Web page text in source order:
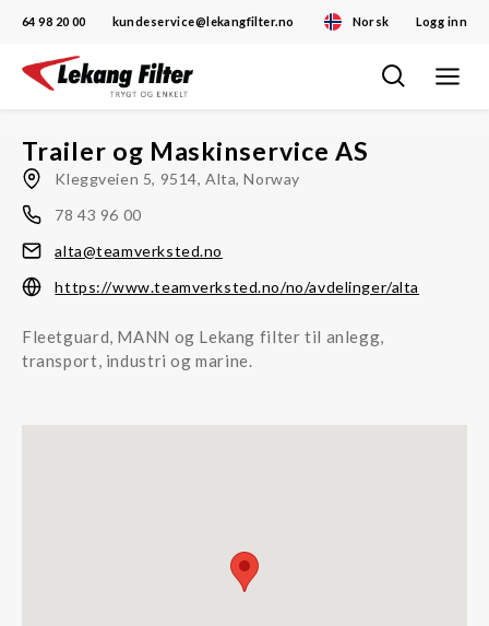
Norsk Logg inn
64 98 20 00 kundeservice@lekangfilter.no
Skip
content
Toggle
Trailer og Maskinservice AS
Kleggveien 5, 9514, Alta, Norway
78 43 96 00
alta@teamverksted.no
https://www.teamverksted.no/no/avdelinger/alta
Fleetguard, MANN og Lekang filter til anlegg,
transport, industri og marine.